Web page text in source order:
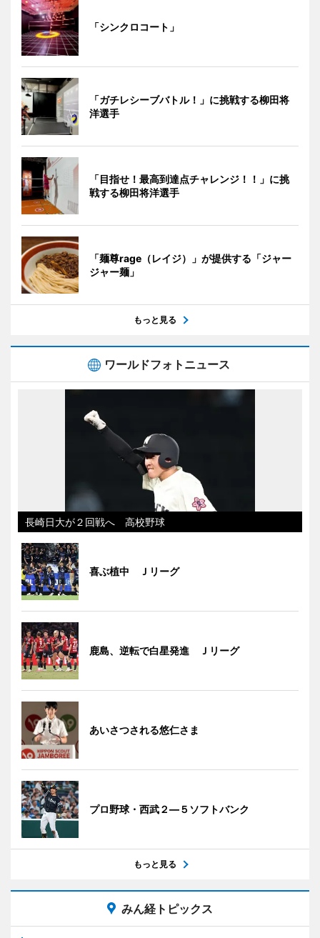
「シンクロコート」
「ガチレシーブバトル！」に挑戦する柳田将
洋選手
「目指せ！最高到達点チャレンジ！！」に挑
戦する柳田将洋選手
「麺尊rage（レイジ）」が提供する「ジャー
ジャー麺」
もっと見る
ワールドフォトニュース
長崎日大が２回戦へ 高校野球
喜ぶ植中 Ｊリーグ
鹿島、逆転で白星発進 Ｊリーグ
あいさつされる悠仁さま
プロ野球・西武２―５ソフトバンク
もっと見る
みん経トピックス